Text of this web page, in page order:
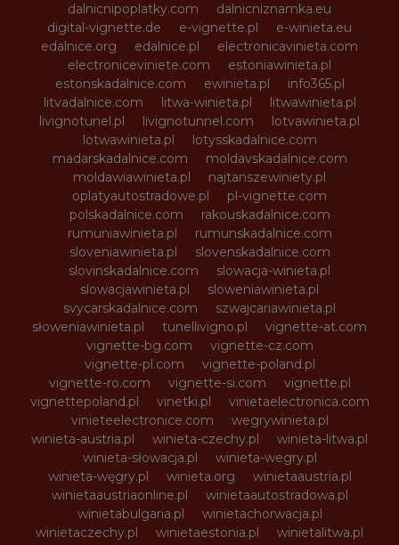
dalnicnipoplatky.com
dalnicniznamka.eu
digital-vignette.de
e-vignette.pl
e-winieta.eu
edalnice.org
edalnice.pl
electronicavinieta.com
electroniceviniete.com
estoniawinieta.pl
estonskadalnice.com
ewinieta.pl
info365.pl
litvadalnice.com
litwa-winieta.pl
litwawinieta.pl
livignotunel.pl
livignotunnel.com
lotvawinieta.pl
lotwawinieta.pl
lotysskadalnice.com
madarskadalnice.com
moldavskadalnice.com
moldawiawinieta.pl
najtanszewiniety.pl
oplatyautostradowe.pl
pl-vignette.com
polskadalnice.com
rakouskadalnice.com
rumuniawinieta.pl
rumunskadalnice.com
sloveniawinieta.pl
slovenskadalnice.com
slovinskadalnice.com
slowacja-winieta.pl
slowacjawinieta.pl
sloweniawinieta.pl
svycarskadalnice.com
szwajcariawinieta.pl
słoweniawinieta.pl
tunellivigno.pl
vignette-at.com
vignette-bg.com
vignette-cz.com
vignette-pl.com
vignette-poland.pl
vignette-ro.com
vignette-si.com
vignette.pl
vignettepoland.pl
vinetki.pl
vinietaelectronica.com
vinieteelectronice.com
wegrywinieta.pl
winieta-austria.pl
winieta-czechy.pl
winieta-litwa.pl
winieta-słowacja.pl
winieta-wegry.pl
winieta-węgry.pl
winieta.org
winietaaustria.pl
winietaaustriaonline.pl
winietaautostradowa.pl
winietabulgaria.pl
winietachorwacja.pl
winietaczechy.pl
winietaestonia.pl
winietalitwa.pl